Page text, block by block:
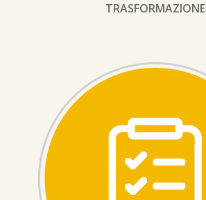
TRASFORMAZIONE